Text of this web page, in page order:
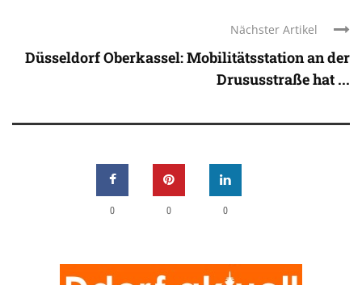
Nächster Artikel
Düsseldorf Oberkassel: Mobilitätsstation an der
Drususstraße hat ...
0 0 0